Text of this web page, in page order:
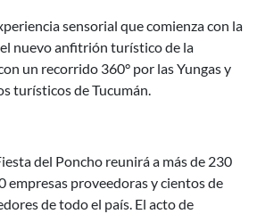
sensorial que comienza con la
nuevo anfitrión turístico de la
un recorrido 360° por las Yungas y
turísticos de Tucumán.
del Poncho reunirá a más de 230
empresas proveedoras y cientos de
de todo el país. El acto de